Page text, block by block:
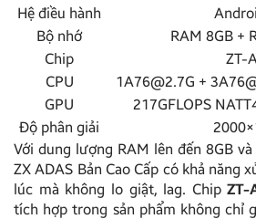
Hệ điều hành
Bộ nhớ
RAM 8GB +
Chip
ZT-
CPU
1A76@2.7G +
GPU
217GFLOPS
Độ phân giải
Với dung lượng RAM lên đến 8GB
ZX ADAS Bản Cao Cấp có khả năng
lúc mà không lo giật, lag. ChipZT-
tích hợp trong sản phẩm không chỉ